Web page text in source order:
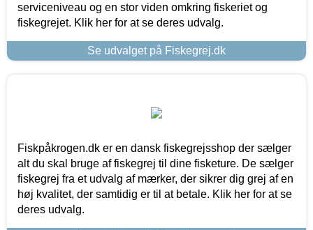
serviceniveau og en stor viden omkring fiskeriet og
fiskegrejet. Klik her for at se deres udvalg.
Se udvalget på Fiskegrej.dk
Fiskpåkrogen.dk er en dansk fiskegrejsshop der sælger
alt du skal bruge af fiskegrej til dine fisketure. De sælger
fiskegrej fra et udvalg af mærker, der sikrer dig grej af en
høj kvalitet, der samtidig er til at betale. Klik her for at se
deres udvalg.